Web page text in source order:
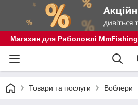
Магазин для Риболовлі MmFishing
Товари та послуги Воблери